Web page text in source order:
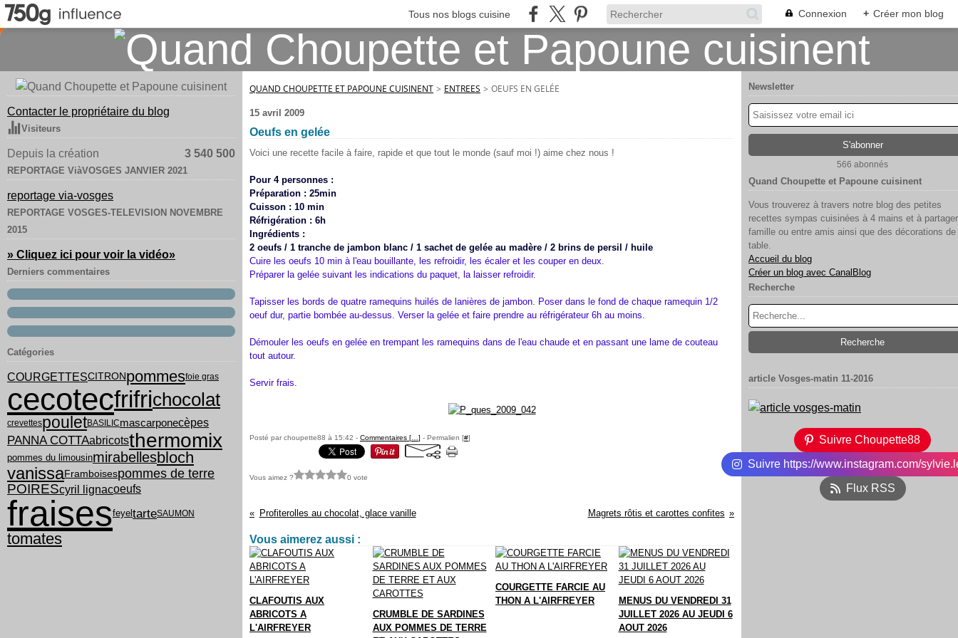
Tous nos blogs cuisine Connexion + Créer mon blog
Contacter le propriétaire du blog
Visiteurs
Depuis la création 3 540 500
REPORTAGE ViàVOSGES JANVIER 2021
reportage via-vosges
REPORTAGE VOSGES-TELEVISION NOVEMBRE
2015
» Cliquez ici pour voir la vidéo»
Derniers commentaires
Catégories
COURGETTESCITRON pommesfoie gras
cecotecfrifrichocolat
crevettespouletBASILICmascarponecèpes
PANNA COTTAabricotsthermomix
pommes du limousinmirabellesbloch
vanissaFramboisespommes de terre
POIREScyril lignacoeufs
fraisesfeyel tarteSAUMON
tomates
QUAND CHOUPETTE ET PAPOUNE CUISINENT > ENTREES > OEUFS EN GELÉE
15 avril 2009
Oeufs en gelée
Voici une recette facile à faire, rapide et que tout le monde (sauf moi !) aime chez nous !
Pour 4 personnes :
Préparation : 25min
Cuisson : 10 min
Réfrigération : 6h
Ingrédients :
2 oeufs / 1 tranche de jambon blanc / 1 sachet de gelée au madère / 2 brins de persil / huile
Cuire les oeufs 10 min à l'eau bouillante, les refroidir, les écaler et les couper en deux.
Préparer la gelée suivant les indications du paquet, la laisser refroidir.
Tapisser les bords de quatre ramequins huilés de lanières de jambon. Poser dans le fond de chaque ramequin 1/2
oeuf dur, partie bombée au-dessus. Verser la gelée et faire prendre au réfrigérateur 6h au moins.
Démouler les oeufs en gelée en trempant les ramequins dans de l'eau chaude et en passant une lame de couteau
tout autour.
Servir frais.
Posté par choupette88 à 15:42 - Commentaires [ ] - Permalien [#]
Vous aimez ? 0 vote
Profiterolles au chocolat, glace vanille Magrets rôtis et carottes confites
Vous aimerez aussi :
CLAFOUTIS AUX
ABRICOTS A
L'AIRFREYER
CRUMBLE DE SARDINES
AUX POMMES DE TERRE
COURGETTE FARCIE AU
THON A L'AIRFREYER
MENUS DU VENDREDI 31
JUILLET 2026 AU JEUDI 6
AOUT 2026
Newsletter
566 abonnés
Quand Choupette et Papoune cuisinent
Vous trouverez à travers notre blog des petites
recettes sympas cuisinées à 4 mains et à
famille ou entre amis ainsi que des décorations de
table.
Accueil du blog
Créer un blog avec CanalBlog
Recherche
article Vosges-matin 11-2016
Suivre Choupette88
Suivre https://www.instagram.com/
Flux RSS